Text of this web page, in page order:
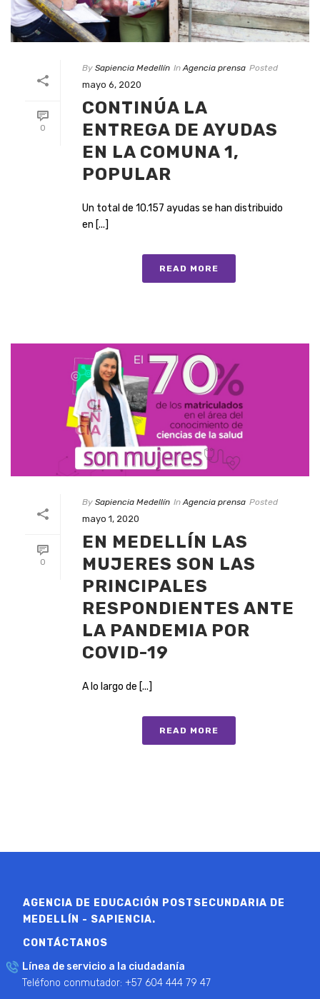
0
By Sapiencia Medellín In Agencia prensa Posted
mayo 6, 2020
CONTINÚA LA
ENTREGA DE AYUDAS
EN LA COMUNA 1,
POPULAR
Un total de 10.157 ayudas se han distribuido
en [...]
READ MORE
0
By Sapiencia Medellín In Agencia prensa Posted
mayo 1, 2020
EN MEDELLÍN LAS
MUJERES SON LAS
PRINCIPALES
RESPONDIENTES ANTE
LA PANDEMIA POR
COVID-19
A lo largo de [...]
READ MORE
AGENCIA DE EDUCACIÓN POSTSECUNDARIA DE
MEDELLÍN - SAPIENCIA.
CONTÁCTANOS
Línea de servicio a la ciudadanía
Teléfono conmutador: +57 604 444 79 47